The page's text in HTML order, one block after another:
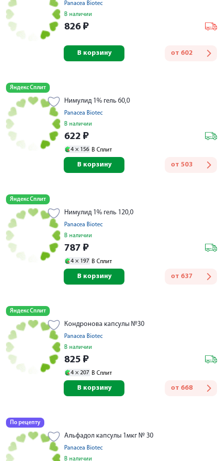
Panacea Biotec
В наличии
826 ₽
от 602
В корзину
Яндекс Сплит
Нимулид 1% гель 60,0
Panacea Biotec
В наличии
622 ₽
4 × 156 В Сплит
от 503
В корзину
Яндекс Сплит
Нимулид 1% гель 120,0
Panacea Biotec
В наличии
787 ₽
4 × 197 В Сплит
от 637
В корзину
Яндекс Сплит
Кондронова капсулы №30
Panacea Biotec
В наличии
825 ₽
4 × 207 В Сплит
от 668
В корзину
По рецепту
Альфадол капсулы 1мкг № 30
Panacea Biotec
В наличии